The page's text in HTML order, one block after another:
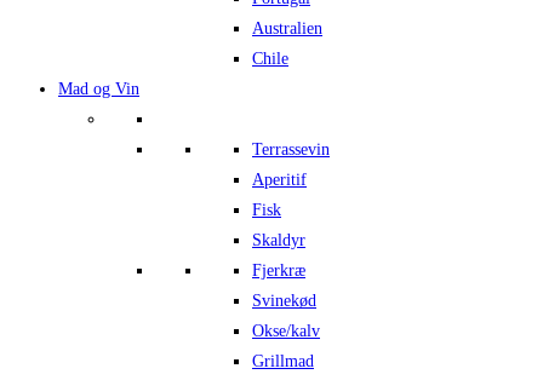
Australien
Chile
Mad og Vin
Terrassevin
Aperitif
Fisk
Skaldyr
Fjerkræ
Svinekød
Okse/kalv
Grillmad